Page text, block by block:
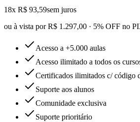
18x R$ 93,59sem juros
ou à vista por R$ 1.297,00 · 5% OFF no
Acesso a +5.000 aulas
Acesso ilimitado a todos os
Certificados ilimitados c/ código
Suporte aos alunos
Comunidade exclusiva
Suporte prioritário